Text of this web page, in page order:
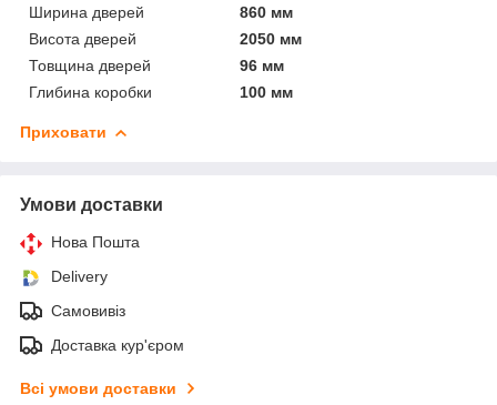
Ширина дверей
860 мм
Висота дверей
2050 мм
Товщина дверей
96 мм
Глибина коробки
100 мм
Приховати
Умови доставки
Нова Пошта
Delivery
Самовивіз
Доставка кур'єром
Всі умови доставки